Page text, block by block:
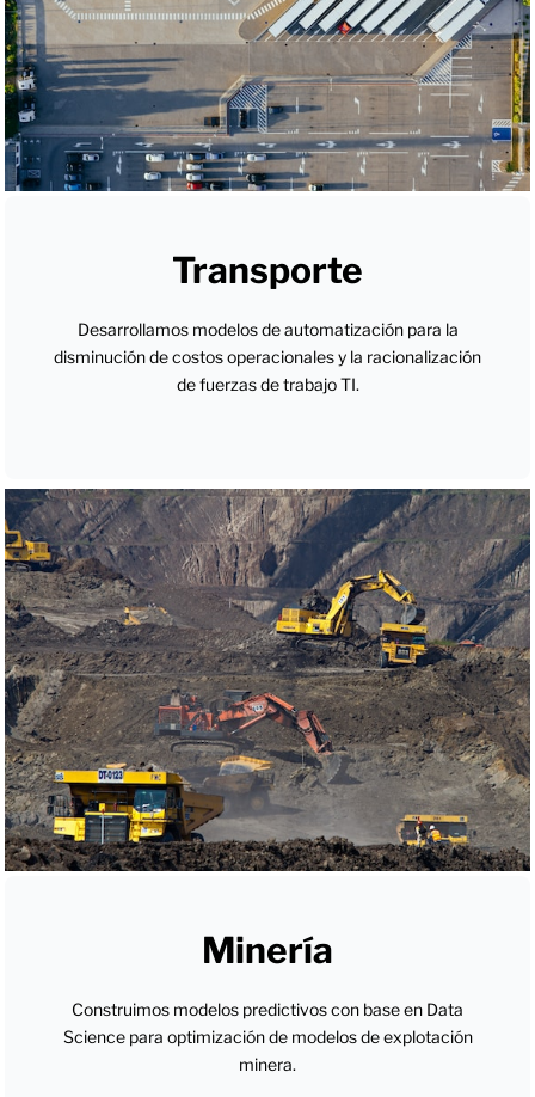
Transporte
Desarrollamos modelos de automatización para la
disminución de costos operacionales y la racionalización
de fuerzas de trabajo TI.
Minería
Construimos modelos predictivos con base en Data
Science para optimización de modelos de explotación
minera.